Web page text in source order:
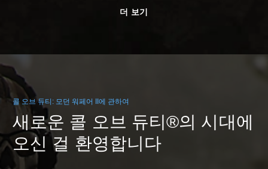
더 보기
콜 오브 듀티: 모던 워페어 II에 관하여
새로운 콜 오브 듀티®의 시대에
오신 걸 환영합니다